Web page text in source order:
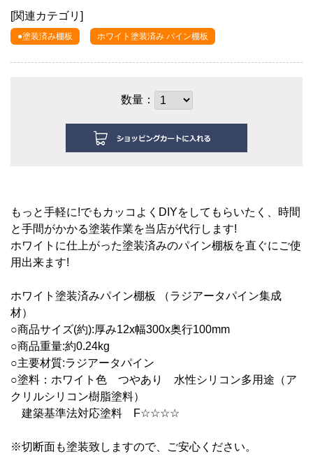
[関連カテゴリ]
●塗装済み棚板 ホワイト塗装済み パイン棚板
数量：
もっと手軽に!でもカッコよくDIYをしてもらいたく、時間
と手間がかかる塗装作業を当店が代行します!
ホワイトに仕上がった塗装済みのパイン棚板を直ぐにご使
用出来ます!
ホワイト塗装済みパイン棚板 （ラジアータパイン集成
材）
○商品サイズ(約):厚み12x幅300x奥行100mm
○商品重量:約0.24kg
○主要材質:ラジアータパイン
○塗料：ホワイト色 つやあり 水性シリコン多用途（ア
クリルシリコン樹脂塗料）
建築基準法対応塗料 F☆☆☆☆
※切断面も塗装致しますので、ご安心ください。